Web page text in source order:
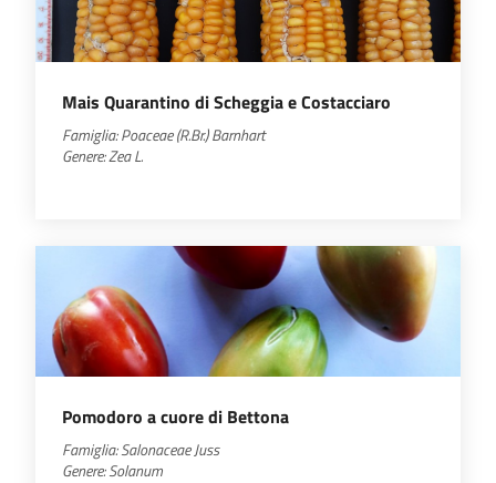
Mais Quarantino di Scheggia e Costacciaro
Famiglia:Poaceae(R.Br.) Barnhart
Genere:ZeaL.
Pomodoro a cuore di Bettona
Famiglia: Salonaceae Juss
Genere: Solanum